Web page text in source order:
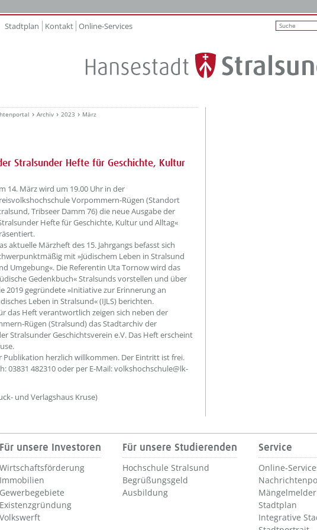
Sprache
Stadtplan Kontakt Online-Services
Archiv 2023 März
Stralsunder Hefte für Geschichte, Kultur
absaetzeOben[1]/titel ???
14. März wird um 19.00 Uhr in der
Vorpommern-Rügen (Standort
Tribseer Damm 76) die neue Ausgabe der
Hefte für Geschichte, Kultur und Alltag«
aktuelle Märzheft des 15. Jahrgangs befasst sich
mit »Jüdischem Leben in Stralsund
Umgebung«. Die Referentin Uta Tornow wird das
Gedenkbuch« Stralsunds vorstellen und über
2019 gegründete »Initiative zur Erinnerung an
Leben in Stralsund« (IJLS) berichten.
das Heft verantwortlich zeigen sich neben der
Rügen (Stralsund) das Stadtarchiv der
Stralsunder Geschichtsverein e.V. Das Heft erscheint
Publikation herzlich willkommen. Der Eintritt ist frei.
03831 482310 oder per E-Mail: volkshochschule@lk-
und Verlagshaus Kruse)
Für unsere Investoren
Wirtschaftsförderung
Immobilien
Gewerbegebiete
Existenzgründung
Volkswerft
Für unsere Studierenden
Hochschule Stralsund
Begrüßungsgeld
Ausbildung
Service
Online-
Mängelmelder
Stadtplan
Integrative